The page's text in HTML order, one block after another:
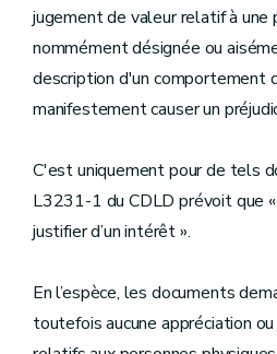
jugement de valeur relatif à une
nommément désignée ou
description d'un comportement
manifestement causer un
C'est uniquement pour de tels
L3231-1 du CDLD prévoit que
justifier d’un intérêt ».
En l’espèce, les documents
toutefois aucune appréciation